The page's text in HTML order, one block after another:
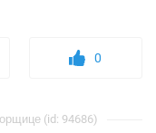
0
(id: 94686)